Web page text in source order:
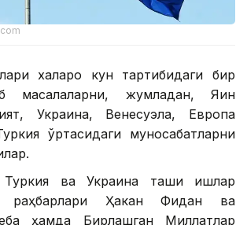
халқаро кун тартибидаги бир
масалаларни, жумладан, Яқин
Украина, Венесуэла, Европа
ўртасидаги муносабатларни
ва Украина ташқи ишлар
раҳбарлари Ҳакан Фидан ва
ҳамда Бирлашган Миллатлар